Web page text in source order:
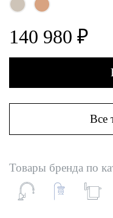
140 980 ₽
Все
Товары бренда по